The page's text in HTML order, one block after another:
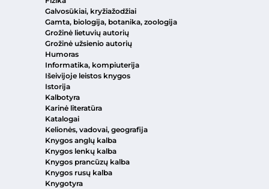
Galvosūkiai, kryžiažodžiai
Gamta, biologija, botanika, zoologija
Grožinė lietuvių autorių
Grožinė užsienio autorių
Humoras
Informatika, kompiuterija
Išeivijoje leistos knygos
Istorija
Kalbotyra
Karinė literatūra
Katalogai
Kelionės, vadovai, geografija
Knygos anglų kalba
Knygos lenkų kalba
Knygos prancūzų kalba
Knygos rusų kalba
Knygotyra